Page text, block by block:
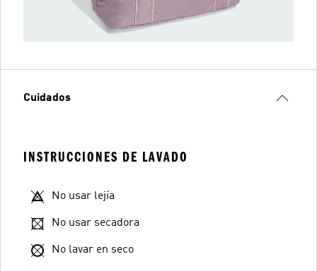
Cuidados
INSTRUCCIONES DE LAVADO
No usar lejía
No usar secadora
No lavar en seco